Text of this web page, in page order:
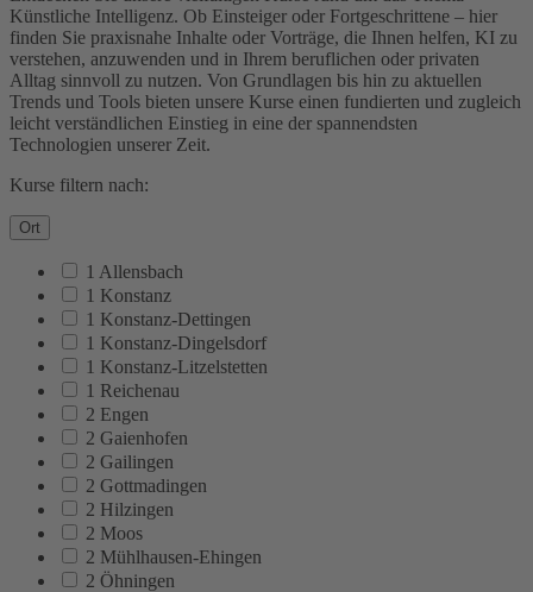
Künstliche Intelligenz. Ob Einsteiger oder Fortgeschrittene – hier
finden Sie praxisnahe Inhalte oder Vorträge, die Ihnen helfen, KI zu
verstehen, anzuwenden und in Ihrem beruflichen oder privaten
Alltag sinnvoll zu nutzen. Von Grundlagen bis hin zu aktuellen
Trends und Tools bieten unsere Kurse einen fundierten und zugleich
leicht verständlichen Einstieg in eine der spannendsten
Technologien unserer Zeit.
Kurse filtern nach:
Ort
1 Allensbach
1 Konstanz
1 Konstanz-Dettingen
1 Konstanz-Dingelsdorf
1 Konstanz-Litzelstetten
1 Reichenau
2 Engen
2 Gaienhofen
2 Gailingen
2 Gottmadingen
2 Hilzingen
2 Moos
2 Mühlhausen-Ehingen
2 Öhningen